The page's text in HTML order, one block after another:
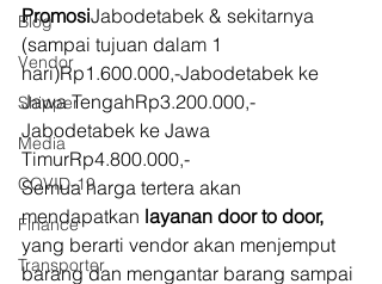
Blog
Vendor
Shipper
Media
COVID-19
Finance
Transporter
PromosiJabodetabek & sekitarnya
(sampai tujuan dalam 1
hari)Rp1.600.000,-Jabodetabek ke
Jawa TengahRp3.200.000,-
Jabodetabek ke Jawa
TimurRp4.800.000,-
Semua harga tertera akan
mendapatkan layanan door to door,
yang berarti vendor akan menjemput
barang dan mengantar barang sampai